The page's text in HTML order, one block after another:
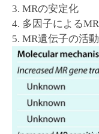
3. MRの安定化
4. 多因子による
5. MR遺伝子の活